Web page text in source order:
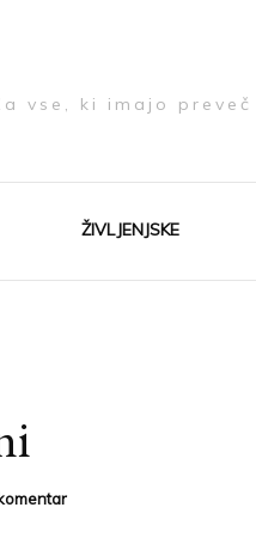
vse, ki imajo preveč
ŽIVLJENJSKE
na